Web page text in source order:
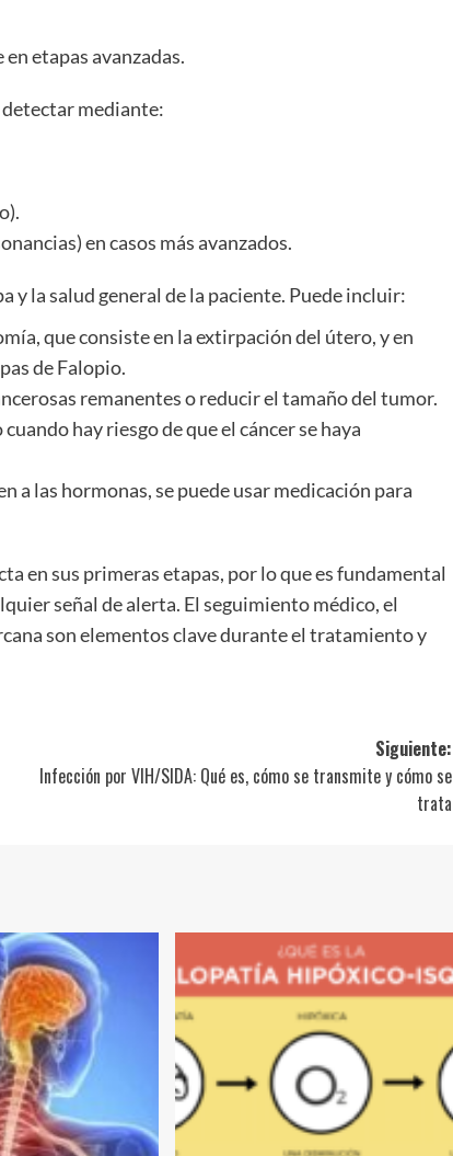
etapas avanzadas.
mediante:
en casos más avanzados.
y la salud general de la paciente. Puede incluir:
que consiste en la extirpación del útero, y en
de Falopio.
remanentes o reducir el tamaño del tumor.
hay riesgo de que el cáncer se haya
a las hormonas, se puede usar medicación para
en sus primeras etapas, por lo que es fundamental
señal de alerta. El seguimiento médico, el
son elementos clave durante el tratamiento y
Siguiente:
Infección por VIH/SIDA: Qué es, cómo se transmite y cómo se
trata